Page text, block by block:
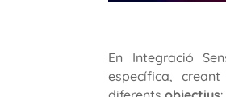
En Integració
específica,